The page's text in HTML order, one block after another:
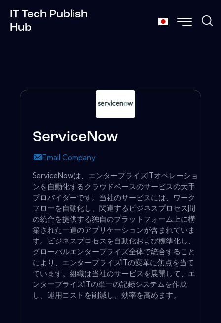
IT Tech Publish
Hub
ServiceNow
Email Company
ServiceNowは、エンタープライズITオペレーショ
ンを自動化するクラウドベースのサービスの大手
プロバイダーです。当社のサービスには、ワーク
フローを自動化し、関連するビジネスプロセス間
の統合を提供する独自のプラットフォーム上に構
築された一連のアプリケーションが含まれていま
す。ビジネスプロセスを自動化および標準化し、
グローバルエンタープライズ全体で統合すること
により、エンタープライズITの変革に焦点を当て
ています。組織は当社のサービスを展開して、エ
ンタープライズITの単一の記録システムを作成
し、運用コストを削減し、効率を高めます。